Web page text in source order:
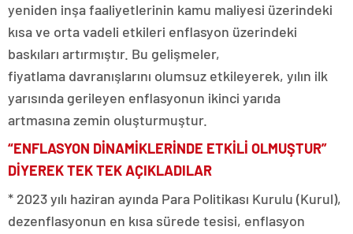
yeniden inşa faaliyetlerinin kamu maliyesi üzerindeki
kısa ve orta vadeli etkileri enflasyon üzerindeki
baskıları artırmıştır. Bu gelişmeler,
fiyatlama davranışlarını olumsuz etkileyerek, yılın ilk
yarısında gerileyen enflasyonun ikinci yarıda
artmasına zemin oluşturmuştur.
“ENFLASYON DİNAMİKLERİNDE ETKİLİ OLMUŞTUR”
DİYEREK TEK TEK AÇIKLADILAR
* 2023 yılı haziran ayında Para Politikası Kurulu (Kurul),
dezenflasyonun en kısa sürede tesisi, enflasyon